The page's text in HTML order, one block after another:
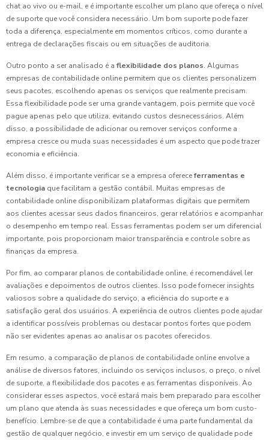
chat ao vivo ou e-mail, e é importante escolher um plano que ofereça o nível
de suporte que você considera necessário. Um bom suporte pode fazer
toda a diferença, especialmente em momentos críticos, como durante a
entrega de declarações fiscais ou em situações de auditoria.
Outro ponto a ser analisado é a flexibilidade dos planos. Algumas
empresas de contabilidade online permitem que os clientes personalizem
seus pacotes, escolhendo apenas os serviços que realmente precisam.
Essa flexibilidade pode ser uma grande vantagem, pois permite que você
pague apenas pelo que utiliza, evitando custos desnecessários. Além
disso, a possibilidade de adicionar ou remover serviços conforme a
empresa cresce ou muda suas necessidades é um aspecto que pode trazer
economia e eficiência.
Além disso, é importante verificar se a empresa ofereceferramentas e
tecnologia que facilitam a gestão contábil. Muitas empresas de
contabilidade online disponibilizam plataformas digitais que permitem
aos clientes acessar seus dados financeiros, gerar relatórios e acompanhar
o desempenho em tempo real. Essas ferramentas podem ser um diferencial
importante, pois proporcionam maior transparência e controle sobre as
finanças da empresa.
Por fim, ao comparar planos de contabilidade online, é recomendável ler
avaliações e depoimentos de outros clientes. Isso pode fornecer insights
valiosos sobre a qualidade do serviço, a eficiência do suporte e a
satisfação geral dos usuários. A experiência de outros clientes pode ajudar
a identificar possíveis problemas ou destacar pontos fortes que podem
não ser evidentes apenas ao analisar os pacotes oferecidos.
Em resumo, a comparação de planos de contabilidade online envolve a
análise de diversos fatores, incluindo os serviços inclusos, o preço, o nível
de suporte, a flexibilidade dos pacotes e as ferramentas disponíveis. Ao
considerar esses aspectos, você estará mais bem preparado para escolher
um plano que atenda às suas necessidades e que ofereça um bom custo-
benefício. Lembre-se de que a contabilidade é uma parte fundamental da
gestão de qualquer negócio, e investir em um serviço de qualidade pode